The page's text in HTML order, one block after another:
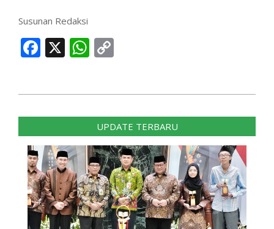
Susunan Redaksi
Facebook
X WhatsApp
09-
UPDATE TERBARU